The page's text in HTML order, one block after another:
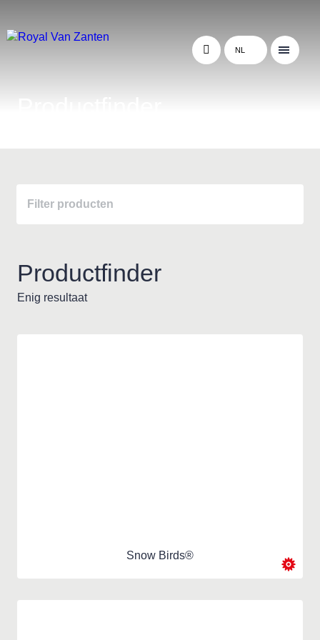
NL
Filter producten
Productfinder
Enig resultaat
Snow Birds®